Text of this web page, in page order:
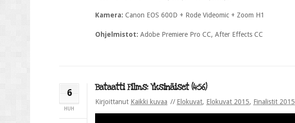
Kamera: Canon EOS 600D + Rode Videomic + Zoom H1
Ohjelmistot: Adobe Premiere Pro CC, After Effects CC
6
HUH
Bataatti Films: Yksinäiset (4:56)
Kirjoittanut Kaikki kuvaa Elokuvat, Elokuvat 2015, Finalistit 2015